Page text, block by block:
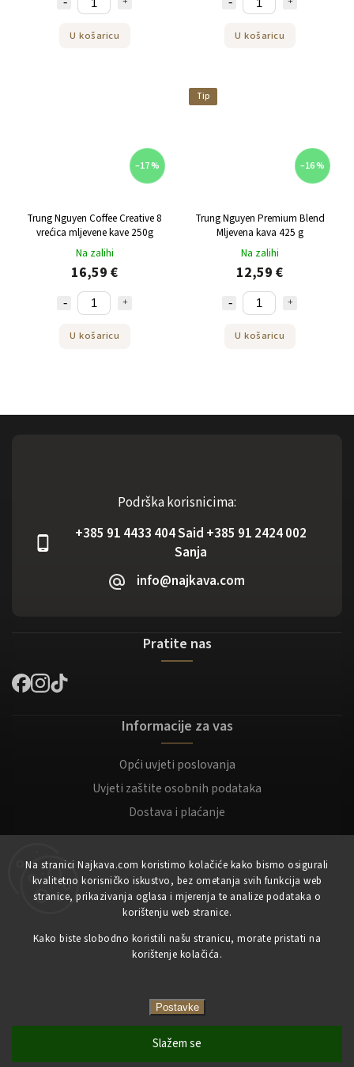
Na stranici Najkava.com koristimo kolačiće kako bismo osigurali
kvalitetno korisničko iskustvo, bez ometanja svih funkcija web
stranice, prikazivanja oglasa i mjerenja te analize podataka o
korištenju web stranice.
Kako biste slobodno koristili našu stranicu, morate pristati na
korištenje kolačića.
Postavke
Slažem se
U košaricu U košaricu
–17 %
Trung Nguyen Coffee Creative 8
vrećica mljevene kave 250g
Na zalihi
16,59 €
U košaricu
Tip
–16 %
Trung Nguyen Premium Blend
Mljevena kava 425 g
Na zalihi
12,59 €
U košaricu
Podrška korisnicima:
+385 91 4433 404 Said +385 91 2424 002
Sanja
info@najkava.com
Pratite nas
Informacije za vas
Opći uvjeti poslovanja
Uvjeti zaštite osobnih podataka
Dostava i plaćanje
Moj račun
Registracija
Prijaviti se
Copyright 2023NajKava.com